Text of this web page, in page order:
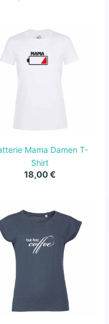
Mama Damen T-
Shirt
18,00€